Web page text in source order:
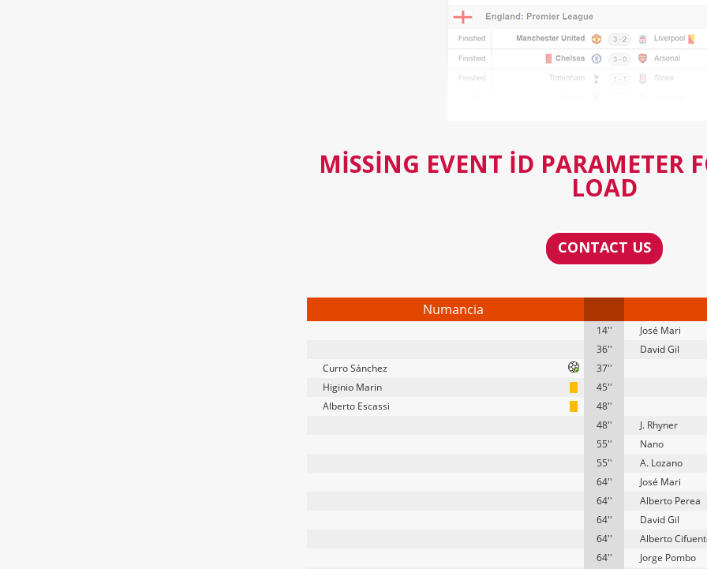
MISSING EVENT ID PARAMETER
LOAD
CONTACT US
Numancia
14''
José Mari
36''
David Gil
Curro Sánchez
37''
Higinio Marin
45''
Alberto Escassi
48''
48''
J. Rhyner
55''
Nano
55''
A. Lozano
64''
José Mari
64''
Alberto Perea
64''
David Gil
64''
Alberto
64''
Jorge Pombo